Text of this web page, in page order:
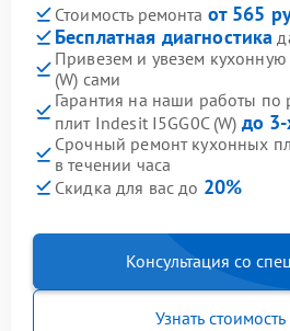
Стоимость ремонта от 565
Бесплатная диагностика
Привезем и увезем кухонную
(W) сами
Гарантия на наши работы по
плит Indesit I5GG0C (W) до 3-
Срочный ремонт кухонных
в течении часа
Скидка для вас до 20%
Консультация со
Узнать